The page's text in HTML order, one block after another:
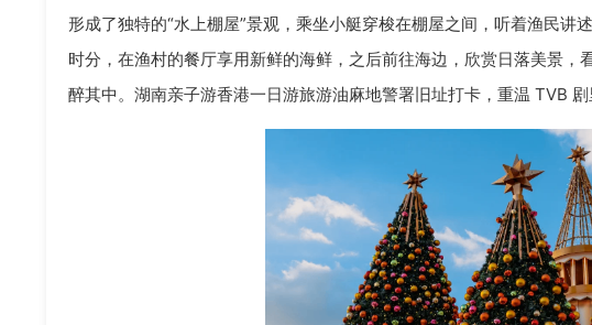
形成了独特的“水上棚屋”景观，乘坐小艇穿梭在棚屋之间，听着渔民讲
时分，在渔村的餐厅享用新鲜的海鲜，之后前往海边，欣赏日落美景
醉其中。湖南亲子游香港一日游旅游油麻地警署旧址打卡，重温 TVB 剧